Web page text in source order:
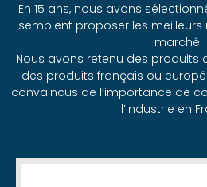
En 15 ans, nous avons
semblent proposer les
marché.
Nous avons retenu des produits
des produits français ou
convaincus de l’importance de
l’industrie en